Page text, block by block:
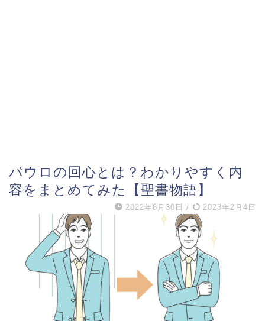
パウロの回心とは？わかりやすく内
容をまとめてみた【聖書物語】
2022年8月30日 / 2023年2月4日